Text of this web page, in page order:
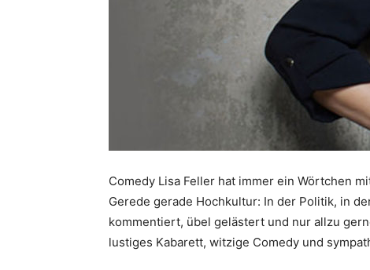
Comedy Lisa Feller hat immer ein Wörtchen
Gerede gerade Hochkultur: In der Politik, in
kommentiert, übel gelästert und nur allzu
lustiges Kabarett, witzige Comedy und